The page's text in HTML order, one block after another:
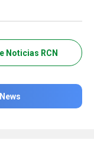
Noticias RCN